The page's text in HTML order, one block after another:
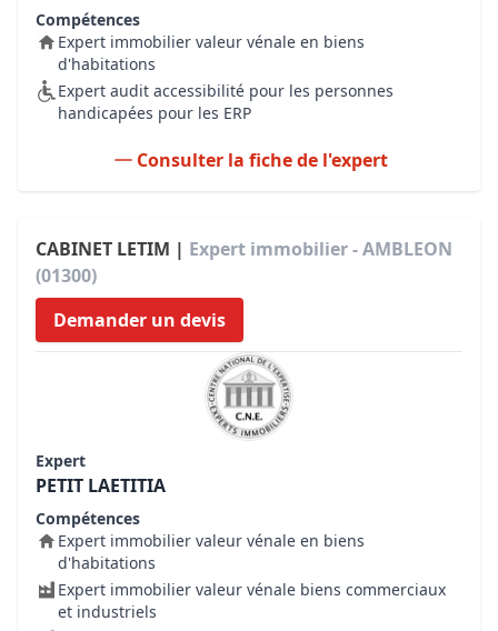
Compétences
Expert immobilier valeur vénale en biens
d'habitations
Expert audit accessibilité pour les personnes
handicapées pour les ERP
Consulter la fiche de l'expert
CABINET LETIM | Expert immobilier - AMBLEON
(01300)
Demander un devis
Expert
PETIT LAETITIA
Compétences
Expert immobilier valeur vénale en biens
d'habitations
Expert immobilier valeur vénale biens commerciaux
et industriels